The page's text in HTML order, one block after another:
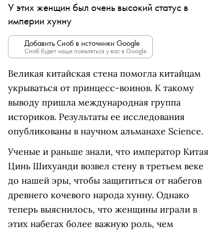
У этих женщин был очень высокий статус в
империи хунну
Добавить Сноб в источники Google
Сноб будет чаще появляться у вас в Google.
Великая китайская стена помогла китайцам
укрываться от принцесс-воинов. К такому
выводу пришла международная группа
историков. Результаты ее исследования
опубликованы в научном альманахе Science.
Ученые и раньше знали, что император Китая
Цинь Шихуанди возвел стену в третьем веке
до нашей эры, чтобы защититься от набегов
древнего кочевого народа хунну. Однако
теперь выяснилось, что женщины играли в
этих набегах более важную роль, чем